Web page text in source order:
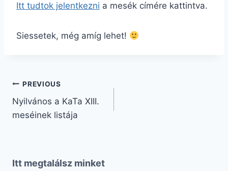
Itt tudtok jelentkezni a mesék címére kattintva.
Siessetek, még amíg lehet!
Bejegyzés
navigáció
PREVIOUS
Nyilvános a KaTa XIII.
meséinek listája
Itt megtalálsz minket